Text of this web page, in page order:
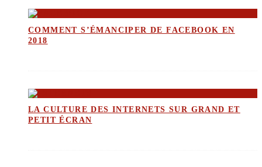
COMMENT S’ÉMANCIPER DE FACEBOOK EN
2018
LA CULTURE DES INTERNETS SUR GRAND ET
PETIT ÉCRAN